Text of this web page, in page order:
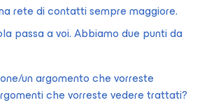
rete di contatti sempre maggiore.
passa a voi. Abbiamo due punti da
un argomento che vorreste
che vorreste vedere trattati?